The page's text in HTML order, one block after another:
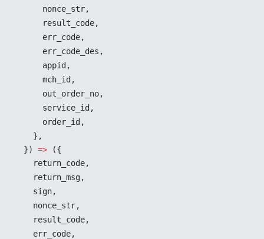
nonce_str,
result_code,
err_code,
err_code_des ,
appid ,
mch_id ,
out_order_no,
service_id ,
order_id ,
    },
  })
=> ({
return_code,
return_msg,
sign,
nonce_str,
result_code,
err_code,